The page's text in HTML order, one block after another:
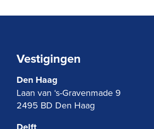
Vestigingen
Den Haag
Laan van ‘s-Gravenmade 9
2495 BD Den Haag